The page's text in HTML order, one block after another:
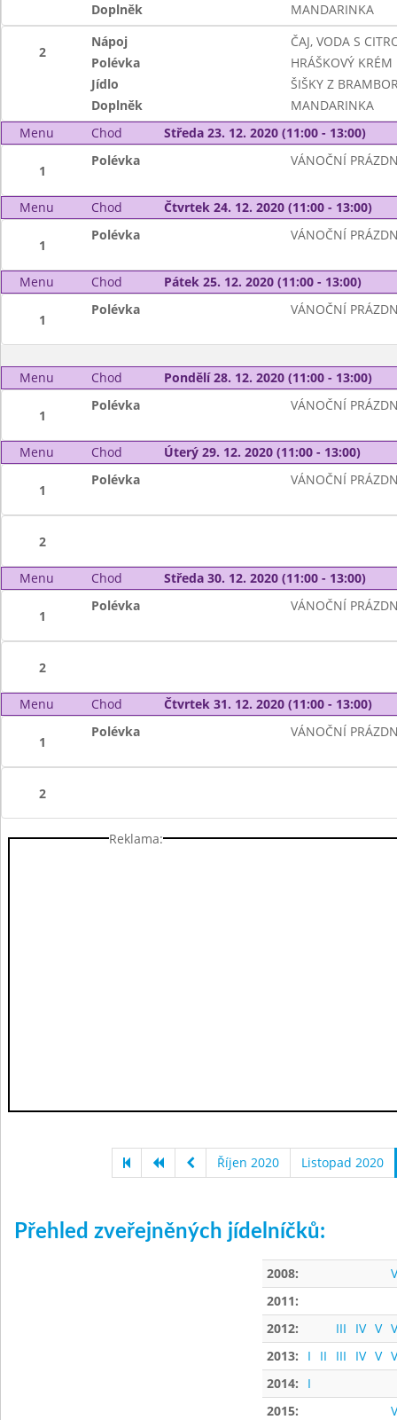
Doplněk
MANDARINKA
2
Nápoj
ČAJ, VODA S
Polévka
HRÁŠKOVÝ KRÉM
Jídlo
ŠIŠKY Z
Doplněk
MANDARINKA
Menu
Chod Středa 23. 12. 2020 (11:00 - 13:00)
1
Polévka VÁNOČNÍ
Menu Chod Čtvrtek 24. 12. 2020 (11:00 - 13:00)
1
Polévka VÁNOČNÍ
Menu Chod Pátek 25. 12. 2020 (11:00 - 13:00)
1
Polévka VÁNOČNÍ
Menu Chod Pondělí 28. 12. 2020 (11:00 - 13:00)
1
Polévka VÁNOČNÍ
Menu Chod Úterý 29. 12. 2020 (11:00 - 13:00)
1
Polévka VÁNOČNÍ
2
Menu Chod Středa 30. 12. 2020 (11:00 - 13:00)
1
Polévka VÁNOČNÍ
2
Menu Chod Čtvrtek 31. 12. 2020 (11:00 - 13:00)
1
Polévka VÁNOČNÍ
2
Reklama:
Říjen 2020 Listopad 2020
Přehled zveřejněných jídelníčků:
2008:
2011:
2012:
III IV V
2013:
I II III IV V
2014:
I
2015: